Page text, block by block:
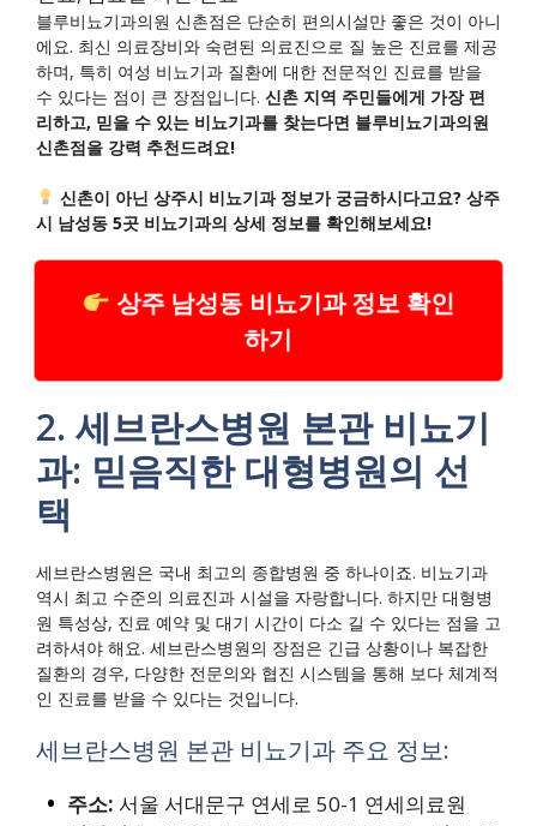
블루비뇨기과의원 신촌점은 단순히 편의시설만 좋은 것이 아니
에요. 최신 의료장비와 숙련된 의료진으로 질 높은 진료를 제공
하며, 특히 여성 비뇨기과 질환에 대한 전문적인 진료를 받을
수 있다는 점이 큰 장점입니다. 신촌 지역 주민들에게 가장 편
리하고, 믿을 수 있는 비뇨기과를 찾는다면 블루비뇨기과의원
신촌점을 강력 추천드려요!
신촌이 아닌 상주시 비뇨기과 정보가 궁금하시다고요? 상주
시 남성동 5곳 비뇨기과의 상세 정보를 확인해보세요!
상주 남성동 비뇨기과 정보 확인
하기
2. 세브란스병원 본관 비뇨기
과: 믿음직한 대형병원의 선
택
세브란스병원은 국내 최고의 종합병원 중 하나이죠. 비뇨기과
역시 최고 수준의 의료진과 시설을 자랑합니다. 하지만 대형병
원 특성상, 진료 예약 및 대기 시간이 다소 길 수 있다는 점을 고
려하셔야 해요. 세브란스병원의 장점은 긴급 상황이나 복잡한
질환의 경우, 다양한 전문의와 협진 시스템을 통해 보다 체계적
인 진료를 받을 수 있다는 것입니다.
세브란스병원 본관 비뇨기과 주요 정보:
주소: 서울 서대문구 연세로 50-1 연세의료원